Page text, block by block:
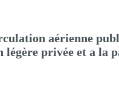
aérienne
légère privée et a